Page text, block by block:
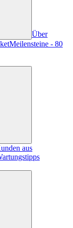
Über
Meilensteine - 80
aus